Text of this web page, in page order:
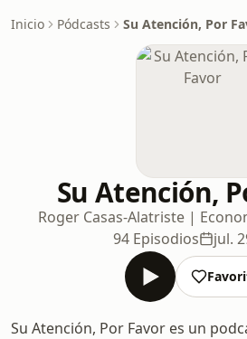
Inicio Pódcasts Su Atención, Por
Su Atención,
Roger Casas-Alatriste |
94 Episodios
jul.
Su Atención, Por Favor es un